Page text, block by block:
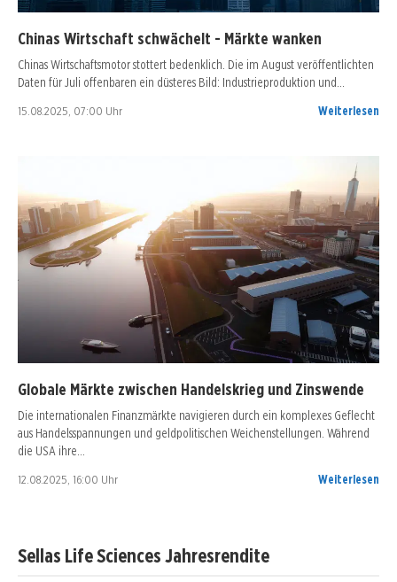
Chinas Wirtschaft schwächelt - Märkte wanken
Chinas Wirtschaftsmotor stottert bedenklich. Die im August veröffentlichten
Daten für Juli offenbaren ein düsteres Bild: Industrieproduktion und…
15.08.2025, 07:00 Uhr Weiterlesen
Globale Märkte zwischen Handelskrieg und Zinswende
Die internationalen Finanzmärkte navigieren durch ein komplexes Geflecht
aus Handelsspannungen und geldpolitischen Weichenstellungen. Während
die USA ihre…
12.08.2025, 16:00 Uhr Weiterlesen
Sellas Life Sciences Jahresrendite